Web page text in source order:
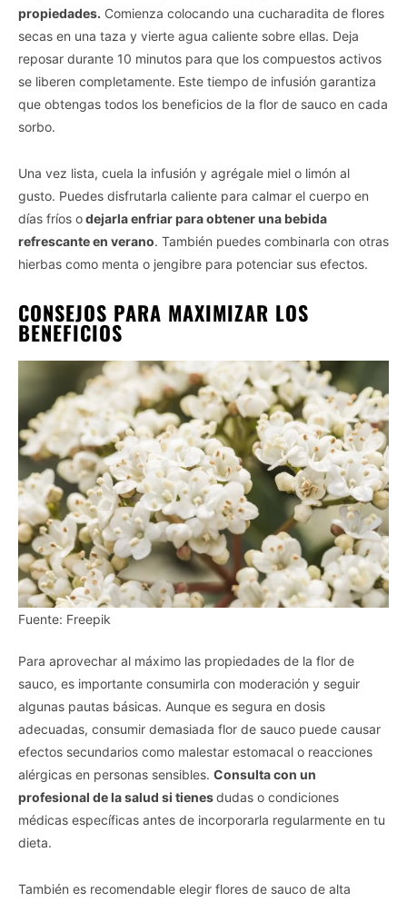
propiedades. Comienza colocando una cucharadita de flores
secas en una taza y vierte agua caliente sobre ellas. Deja
reposar durante 10 minutos para que los compuestos activos
se liberen completamente. Este tiempo de infusión garantiza
que obtengas todos los beneficios de la flor de sauco en cada
sorbo.
Una vez lista, cuela la infusión y agrégale miel o limón al
gusto. Puedes disfrutarla caliente para calmar el cuerpo en
días fríos odejarla enfriar para obtener una bebida
refrescante en verano. También puedes combinarla con otras
hierbas como menta o jengibre para potenciar sus efectos.
CONSEJOS PARA MAXIMIZAR LOS
BENEFICIOS
Fuente: Freepik
Para aprovechar al máximo las propiedades de la flor de
sauco, es importante consumirla con moderación y seguir
algunas pautas básicas. Aunque es segura en dosis
adecuadas, consumir demasiada flor de sauco puede causar
efectos secundarios como malestar estomacal o reacciones
alérgicas en personas sensibles. Consulta con un
profesional de la salud si tienesdudas o condiciones
médicas específicas antes de incorporarla regularmente en tu
dieta.
También es recomendable elegir flores de sauco de alta